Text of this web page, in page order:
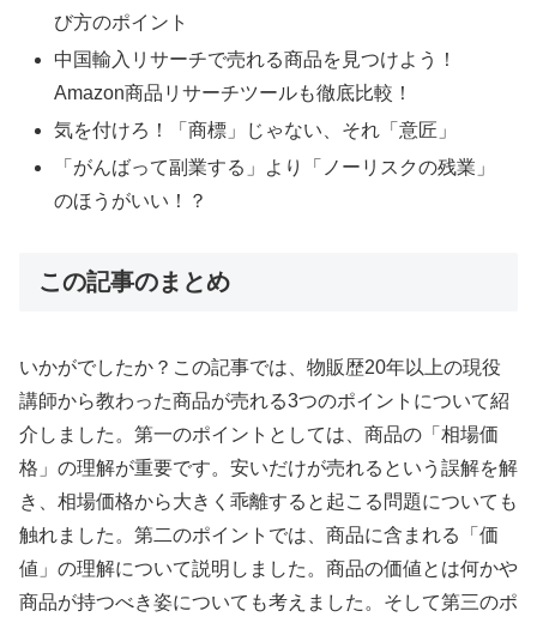
び方のポイント
中国輸入リサーチで売れる商品を見つけよう！
Amazon商品リサーチツールも徹底比較！
気を付けろ！「商標」じゃない、それ「意匠」
「がんばって副業する」より「ノーリスクの残業」
のほうがいい！？
この記事のまとめ
いかがでしたか？この記事では、物販歴20年以上の現役
講師から教わった商品が売れる3つのポイントについて紹
介しました。第一のポイントとしては、商品の「相場価
格」の理解が重要です。安いだけが売れるという誤解を解
き、相場価格から大きく乖離すると起こる問題についても
触れました。第二のポイントでは、商品に含まれる「価
値」の理解について説明しました。商品の価値とは何かや
商品が持つべき姿についても考えました。そして第三のポ